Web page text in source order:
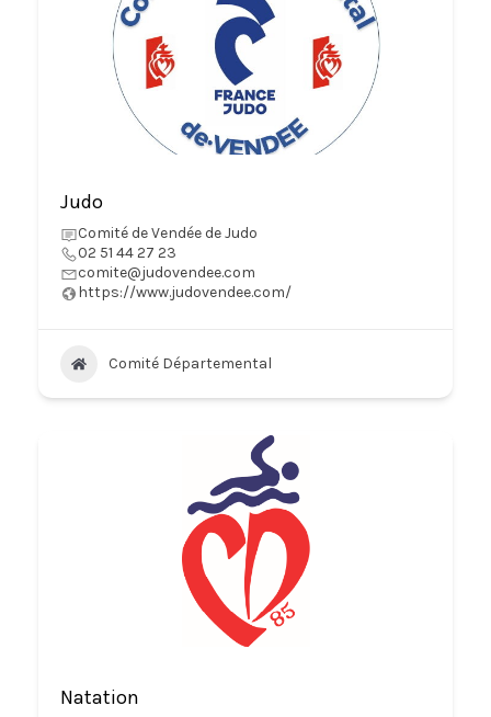
Judo
Comité de Vendée de Judo
02 51 44 27 23
comite@judovendee.com
https://www.judovendee.com/
Comité Départemental
Natation